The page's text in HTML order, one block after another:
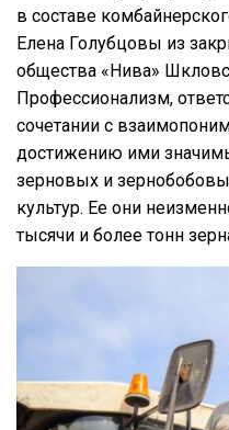
в составе
Елена Голубцовы из
общества «Нива»
Профессионализм,
сочетании с
достижению ими
зерновых и
культур. Ее они
тысячи и более тонн